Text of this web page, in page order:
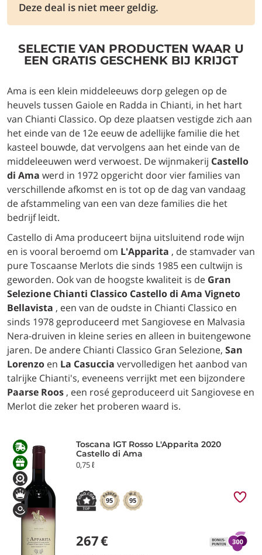
Deze deal is niet meer geldig.
SELECTIE VAN PRODUCTEN WAAR U
EEN GRATIS GESCHENK BIJ KRIJGT
Ama is een klein middeleeuws dorp gelegen op de
heuvels tussen Gaiole en Radda in Chianti, in het hart
van Chianti Classico. Op deze plaatsen vestigde zich aan
het einde van de 12e eeuw de adellijke familie die het
kasteel bouwde, dat vervolgens aan het einde van de
middeleeuwen werd verwoest. De wijnmakerij Castello
di Ama werd in 1972 opgericht door vier families van
verschillende afkomst en is tot op de dag van vandaag
de afstammeling van een van deze families die het
bedrijf leidt.
Castello di Ama produceert bijna uitsluitend rode wijn
en is vooral beroemd om L'Apparita , de stamvader van
pure Toscaanse Merlots die sinds 1985 een cultwijn is
geworden. Ook van de hoogste kwaliteit is de Gran
Selezione Chianti Classico Castello di Ama Vigneto
Bellavista , een van de oudste in Chianti Classico en
sinds 1978 geproduceerd met Sangiovese en Malvasia
Nera-druiven in kleine series en alleen in buitengewone
jaren. De andere Chianti Classico Gran Selezione, San
Lorenzo en La Casuccia vervolledigen het aanbod van
talrijke Chianti's, eveneens verrijkt met een bijzondere
Paarse Roos , een rosé geproduceerd uit Sangiovese en
Merlot die zeker het proberen waard is.
Toscana IGT Rosso L'Apparita 2020
Castello di Ama
0,75 ℓ
95 95
267€